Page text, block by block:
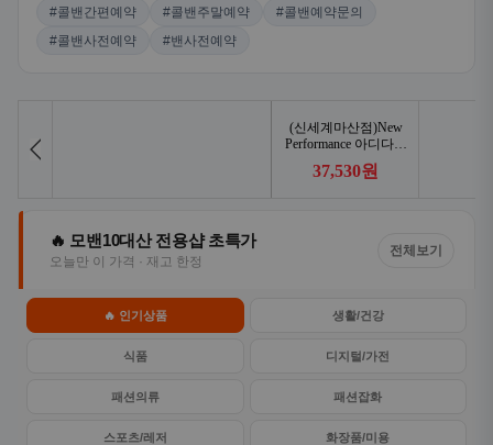
#콜밴간편예약
#콜밴주말예약
#콜밴예약문의
#콜밴사전예약
#밴사전예약
🔥 모밴10대산 전용샵 초특가
오늘만 이 가격 · 재고 한정
전체보기
🔥 인기상품 생활/건강
식품 디지털/가전
패션의류 패션잡화
스포츠/레저 화장품/미용